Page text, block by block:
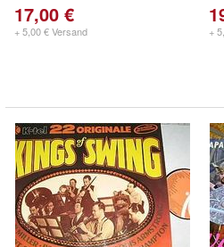
17,00 €
+ 5,00 € Versand +